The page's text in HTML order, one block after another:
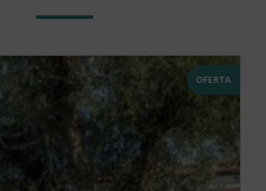
OFERTA